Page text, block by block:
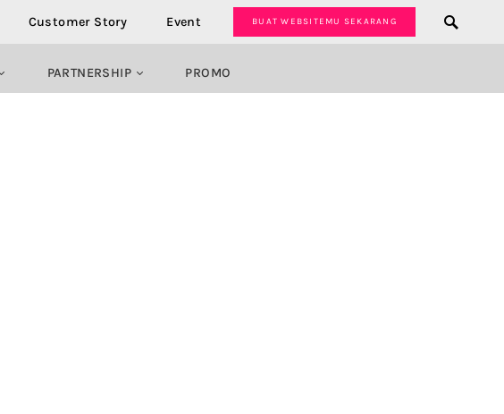
Customer Story Event BUAT WEBSITEMU SEKARANG
PARTNERSHIP PROMO